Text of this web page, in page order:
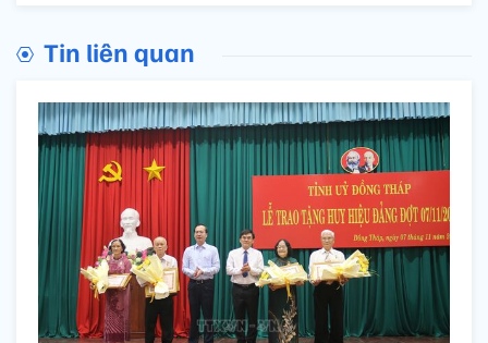
Tin liên quan